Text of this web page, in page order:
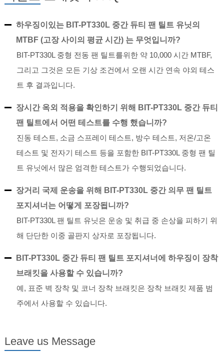
하우징이있는 BIT-PT330L 중간 듀티 팬 틸트 유닛의
MTBF (고장 사이의 평균 시간) 는 무엇입니까?
BIT-PT330L 중형 전동 팬 틸트를위한 약 10,000 시간 MTBF,
그리고 그것은 모든 기상 조건에서 오랜 시간 연속 야외 테스
트 후 결과입니다.
장시간 옥외 적용을 확인하기 위해 BIT-PT330L 중간 듀티
팬 틸트에서 어떤 테스트를 수행 했습니까?
진동 테스트, 소금 스프레이 테스트, 방수 테스트, 저온/고온
테스트 및 전자기 테스트 등을 포함한 BIT-PT330L 중형 팬 틸
트 유닛에서 많은 엄격한 테스트가 수행되었습니다.
장거리 국제 운송을 위해 BIT-PT330L 중간 의무 팬 틸트
포지셔너는 어떻게 포장됩니까?
BIT-PT330L 팬 틸트 유닛은 운송 및 취급 중 손상을 피하기 위
해 단단한 이중 골판지 상자로 포장됩니다.
BIT-PT330L 중간 듀티 팬 틸트 포지셔너에 하우징이 장착
브래킷을 사용할 수 있습니까?
예, 표준 벽 장착 및 코너 장착 브래킷은 장착 브래킷 제품 범
주에서 사용할 수 있습니다.
Leave us Message